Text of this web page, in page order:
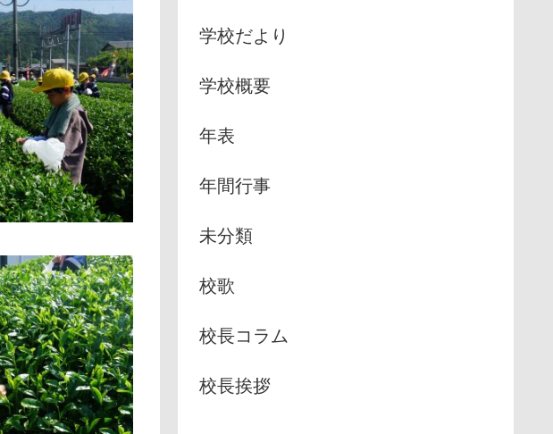
学校だより
学校概要
年表
年間行事
未分類
校歌
校長コラム
校長挨拶